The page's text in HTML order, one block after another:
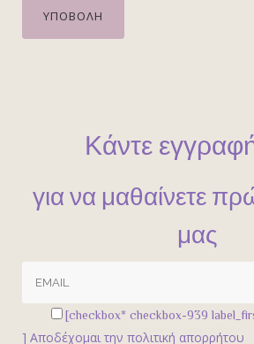
Κάντε
για να μαθαίνετε
μας
[checkbox* checkbox-939
] Αποδέχομαι την πολιτική απορρήτου